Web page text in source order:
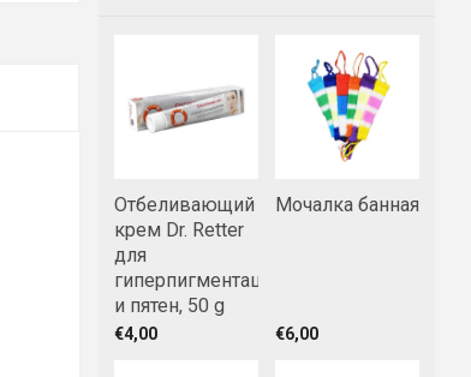
Отбеливающий
крем Dr. Retter
для
гиперпигментации
и пятен, 50 g
€4,00
Мочалка банная
€6,00